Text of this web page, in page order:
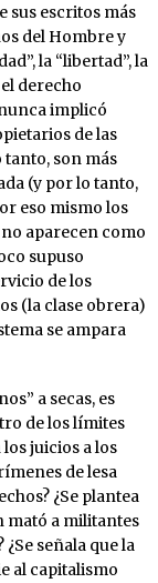
sus escritos más
del Hombre y
la “libertad”, la
derecho
implicó
de las
son más
(y por lo tanto,
eso mismo los
aparecen como
supuso
de los
(la clase obrera)
se ampara
a secas, es
de los límites
juicios a los
de lesa
¿Se plantea
mató a militantes
señala que la
al capitalismo